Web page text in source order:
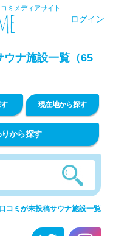
ミメディアサイト
ログイン
ウナ施設一覧（65
現在地から探す
から探す
コミが未投稿サウナ施設一覧